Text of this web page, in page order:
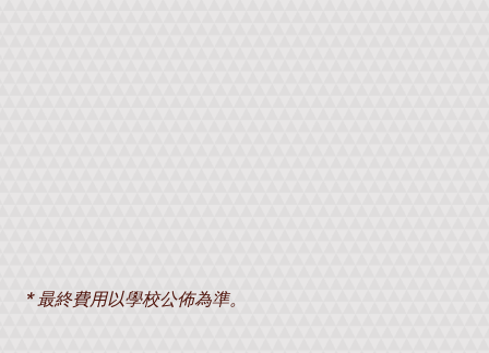
* 最終費用以學校公佈為準。